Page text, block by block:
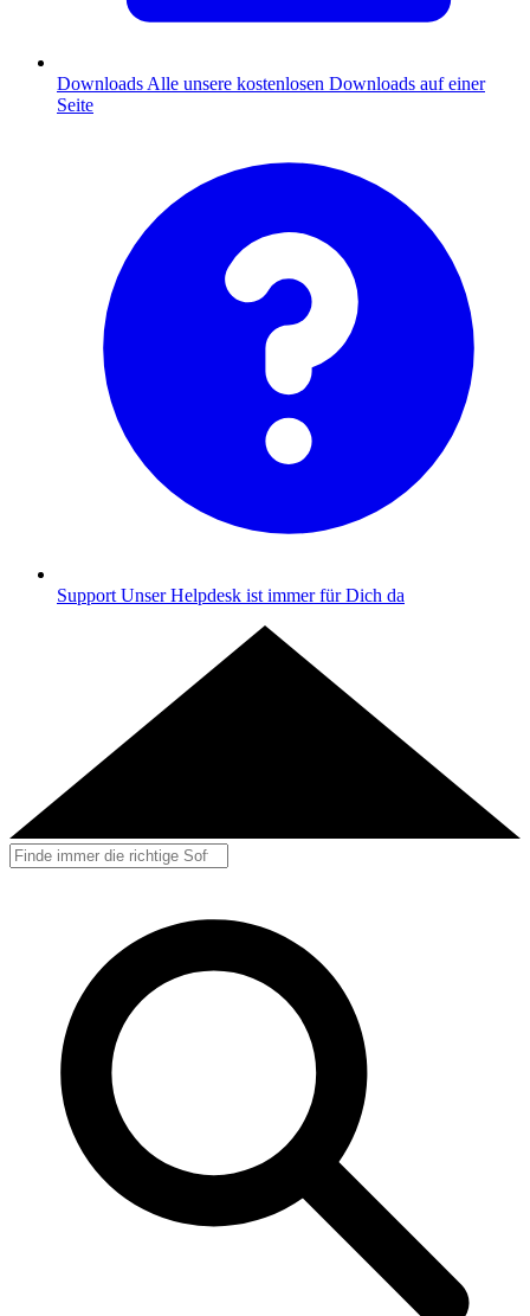
Downloads Alle unsere kostenlosen Downloads auf einer
Seite
Support Unser Helpdesk ist immer für Dich da